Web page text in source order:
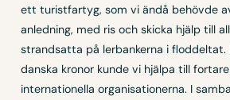
ett turistfartyg, som vi ändå behövde
anledning, med ris och skicka hjälp till
strandsatta på lerbankerna i
danska kronor kunde vi hjälpa till
internationella organisationerna. I